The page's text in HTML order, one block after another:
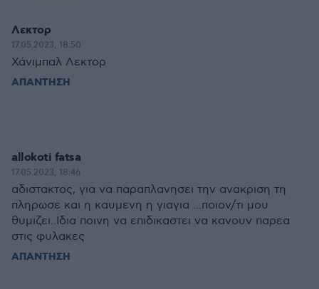
Λεκτορ
17.05.2023, 18:50
Χάνιμπαλ Λεκτορ
ΑΠΑΝΤΗΣΗ
allokoti fatsa
17.05.2023, 18:46
αδιστακτος, για να παραπλανησει την ανακριση τη
πληρωσε και η καυμενη η γιαγια ...ποιον/τι μου
θυμιζει..Ιδια ποινη να επιδικαστει να κανουν παρεα
στις φυλακες
ΑΠΑΝΤΗΣΗ